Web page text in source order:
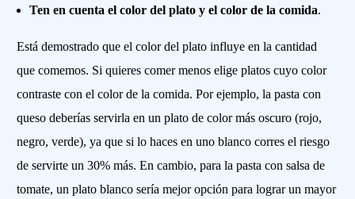
Ten en cuenta el color del plato y el color de la comida.
Está demostrado que el color del plato influye en la cantidad
que comemos. Si quieres comer menos elige platos cuyo color
contraste con el color de la comida. Por ejemplo, la pasta con
queso deberías servirla en un plato de color más oscuro (rojo,
negro, verde), ya que si lo haces en uno blanco corres el riesgo
de servirte un 30% más. En cambio, para la pasta con salsa de
tomate, un plato blanco sería mejor opción para lograr un mayor